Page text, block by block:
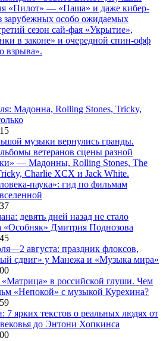
«Пилот» — «Паша» и даже кибер-
особо ожидаемых
сезон сай-фая «Укрытие»,
в законе» и очередной спин-офф
взрыва».
Мадонна, Rolling Stones, Tricky,
музыки вернулись гранды.
ветеранов сцены разной
— Мадонны, Rolling Stones, The
Charlie XCX и Jack White.
паука»: гид по фильмам
девять дней назад не стало
«Особняк» Дмитрия Поднозова
августа: праздник флоксов,
сдвиг» у Манежа и «Музыка мира»
в российской глуши. Чем
«Непокой» с музыкой Курехина?
7 ярких текстов о реальных людях от
до Энтони Хопкинса